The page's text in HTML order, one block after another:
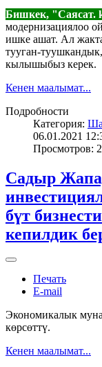
Бишкек, "Саясат.
модернизациялоо
ишке ашат. Ал
тууган-
кылышыбыз керек.
Кенен маалымат...
Подробности
Категория:
06.01.2021
Просмотров:
Садыр
бүт
кепилдик
Печать
E-mail
Экономикалык
көрсөттү.
Кенен маалымат...